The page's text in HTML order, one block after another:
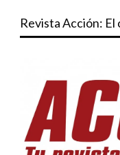
Revista Acción: El